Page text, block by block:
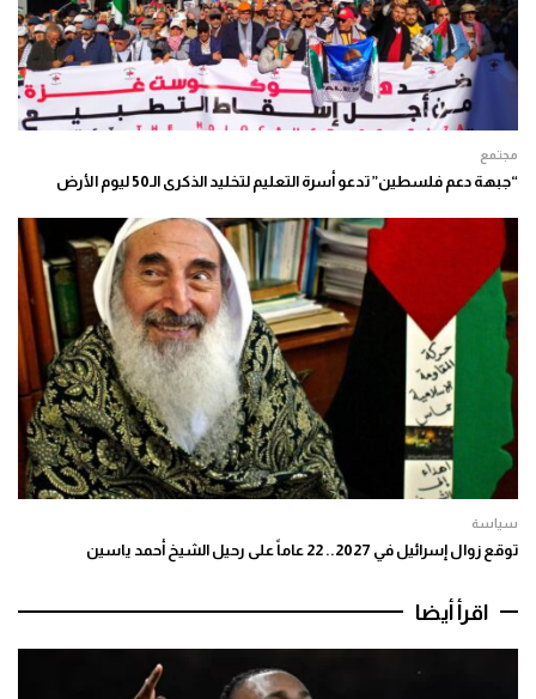
مجتمع
“جبهة دعم فلسطين” تدعو أسرة التعليم لتخليد الذكرى الـ50 ليوم الأرض
سياسة
توقع زوال إسرائيل في 2027.. 22 عاماً على رحيل الشيخ أحمد ياسين
اقرأ أيضا